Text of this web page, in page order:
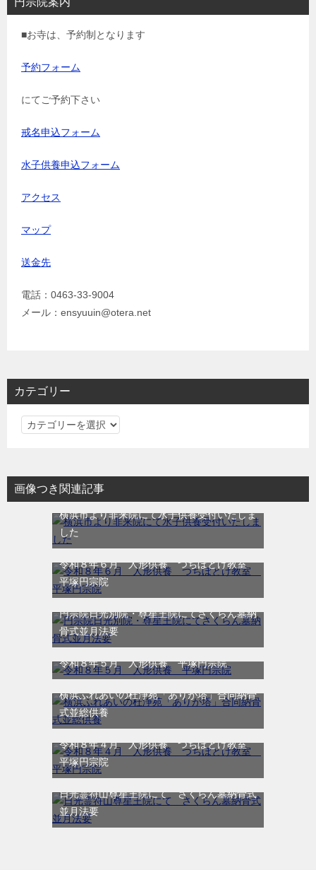
■お寺は、予約制となります
予約フォーム
にてご予約下さい
戒名申込フォーム
水子供養申込フォーム
アクセス
マップ
送金先
電話：0463-33-9004
メール：ensyuuin@otera.net
カテゴリー
カ
リ
ー
画像つき関連記事
横浜市より非来院にて水子供養受付いたしま
した
令和８年６月 人形供養 つちぼとけ教室
平塚円宗院
円宗院日光別院・尊星王院にてさくらん墓納
骨式並月法要
令和８年５月 人形供養 平塚円宗院
横浜ふれあいの杜浄苑「ありが塔」合同納骨
式並総供養
令和８年４月 人形供養 つちぼとけ教室
平塚円宗院
日光霊符山尊星王院にて さくらん墓納骨式
並月法要